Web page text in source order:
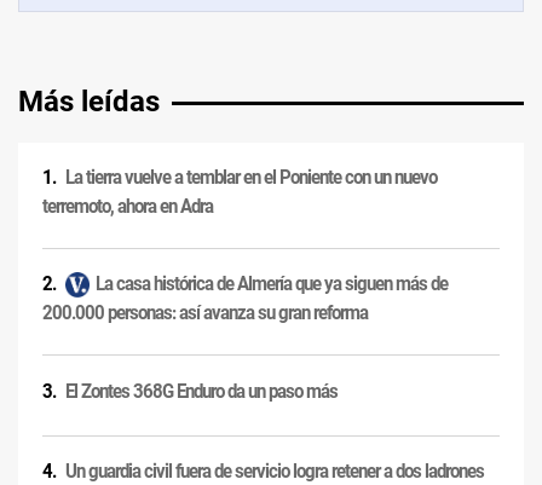
Más leídas
La tierra vuelve a temblar en el Poniente con un nuevo
terremoto, ahora en Adra
La casa histórica de Almería que ya siguen más de
200.000 personas: así avanza su gran reforma
El Zontes 368G Enduro da un paso más
Un guardia civil fuera de servicio logra retener a dos ladrones